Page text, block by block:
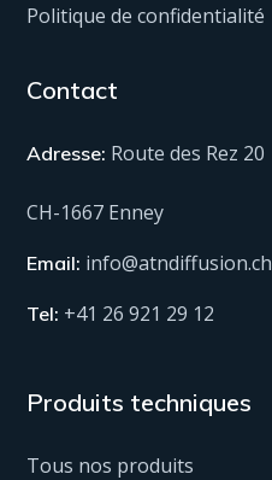
Politique de confidentialité
Contact
Adresse: Route des Rez 20
CH-1667 Enney
Email: info@atndiffusion.ch
Tel: +41 26 921 29 12
Produits techniques
Tous nos produits